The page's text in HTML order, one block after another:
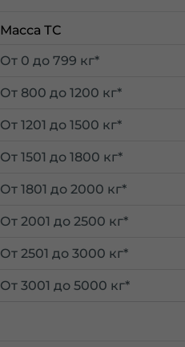
Масса ТС
От 0 до 799 кг*
От 800 до 1200 кг*
От 1201 до 1500 кг*
От 1501 до 1800 кг*
От 1801 до 2000 кг*
От 2001 до 2500 кг*
От 2501 до 3000 кг*
От 3001 до 5000 кг*